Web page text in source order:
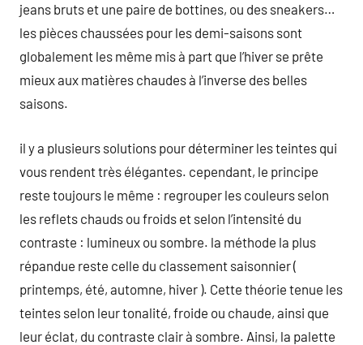
jeans bruts et une paire de bottines, ou des sneakers…
les pièces chaussées pour les demi-saisons sont
globalement les même mis à part que l’hiver se prête
mieux aux matières chaudes à l’inverse des belles
saisons.
il y a plusieurs solutions pour déterminer les teintes qui
vous rendent très élégantes. cependant, le principe
reste toujours le même : regrouper les couleurs selon
les reflets chauds ou froids et selon l’intensité du
contraste : lumineux ou sombre. la méthode la plus
répandue reste celle du classement saisonnier (
printemps, été, automne, hiver ). Cette théorie tenue les
teintes selon leur tonalité, froide ou chaude, ainsi que
leur éclat, du contraste clair à sombre. Ainsi, la palette